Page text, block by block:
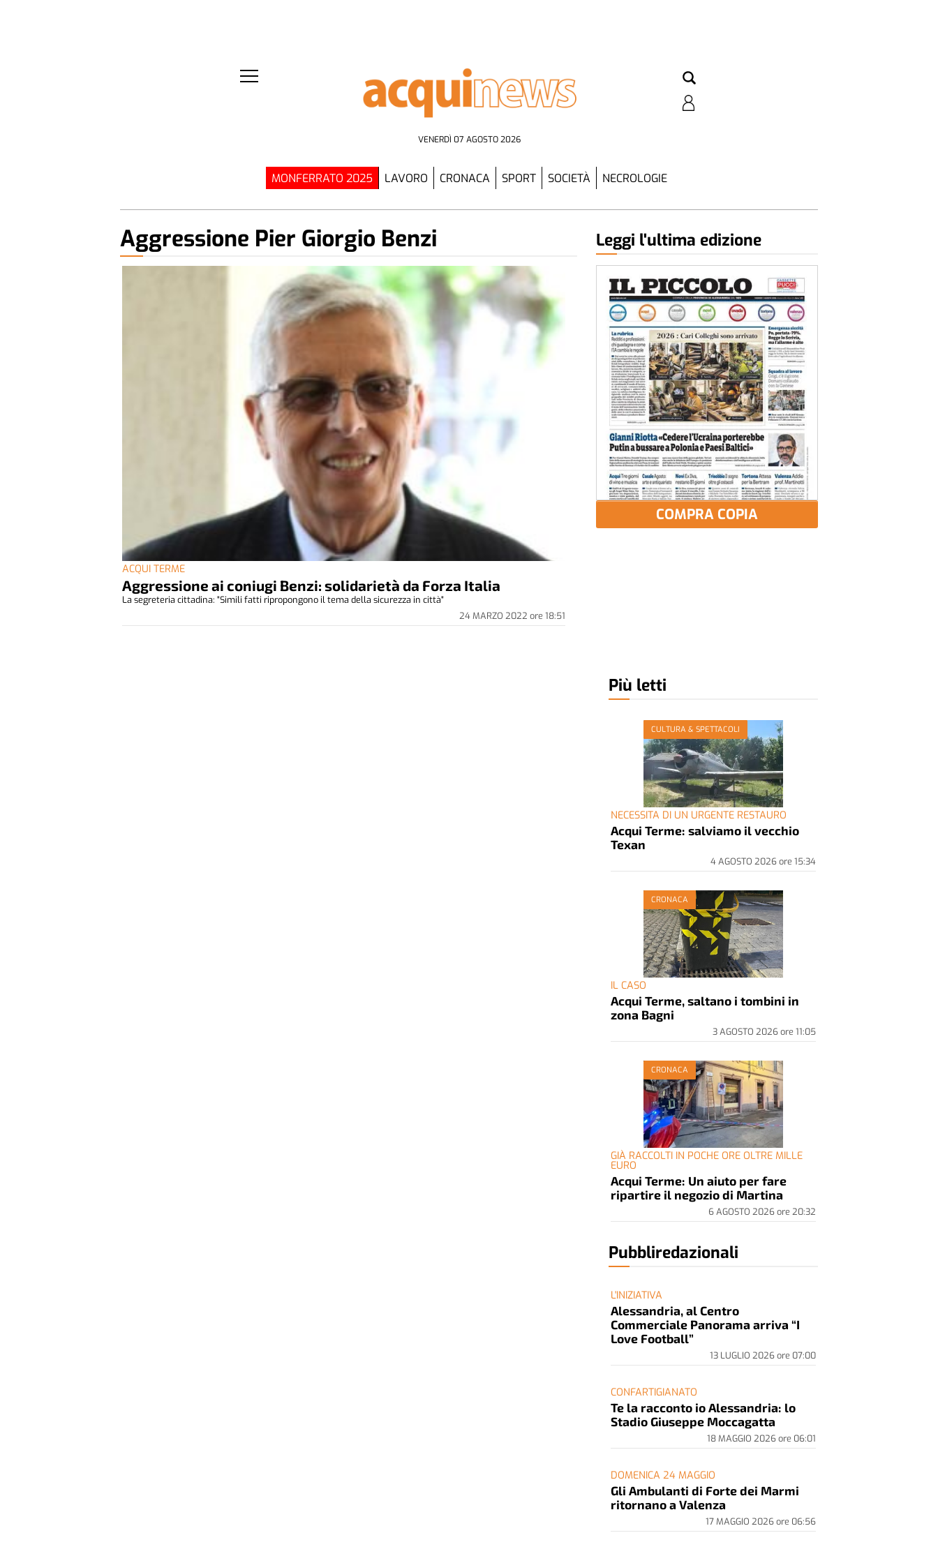
VENERDÌ 07 AGOSTO 2026
MONFERRATO 2025 LAVORO CRONACA SPORT SOCIETÀ NECROLOGIE
Aggressione Pier Giorgio Benzi
ACQUI TERME
Aggressione ai coniugi Benzi: solidarietà da Forza Italia
24 MARZO 2022ore 18:51
La segreteria cittadina: "Simili fatti ripropongono il tema della sicurezza in città"
Leggi l'ultima edizione
COMPRA COPIA
Più letti
CULTURA & SPETTACOLI
NECESSITA DI UN URGENTE RESTAURO
Acqui Terme: salviamo il vecchio
Texan
4 AGOSTO 2026ore 15:34
CRONACA
IL CASO
Acqui Terme, saltano i tombini in
zona Bagni
3 AGOSTO 2026ore 11:05
CRONACA
GIÀ RACCOLTI IN POCHE ORE OLTRE MILLE
EURO
Acqui Terme: Un aiuto per fare
ripartire il negozio di Martina
6 AGOSTO 2026ore 20:32
Pubbliredazionali
L'INIZIATIVA
Alessandria, al Centro
Commerciale Panorama arriva “I
Love Football”
13 LUGLIO 2026ore 07:00
CONFARTIGIANATO
Te la racconto io Alessandria: lo
Stadio Giuseppe Moccagatta
18 MAGGIO 2026ore 06:01
DOMENICA 24 MAGGIO
Gli Ambulanti di Forte dei Marmi
ritornano a Valenza
17 MAGGIO 2026ore 06:56